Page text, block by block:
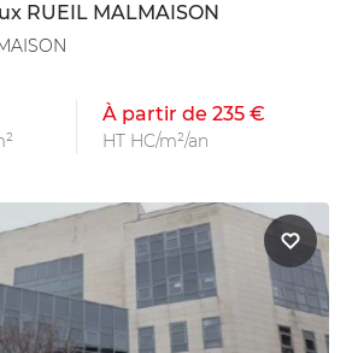
RUEIL MALMAISON
À partir de 235 €
HT HC/m²/an